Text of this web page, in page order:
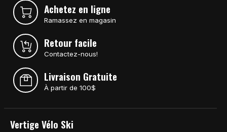
Achetez en ligne
Ramassez en magasin
Retour facile
Contactez-nous!
Livraison Gratuite
À partir de 100$
Vertige Vélo Ski